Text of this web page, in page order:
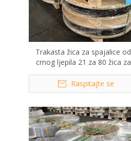
Trakasta žica za spajalice od
crnog ljepila 21 za 80 žica za
spajalice
Raspitajte se